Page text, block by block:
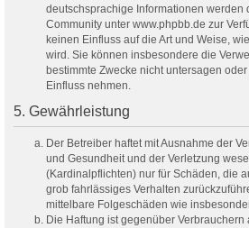
deutschsprachige Informationen werden
Community unter www.phpbb.de zur
keinen Einfluss auf die Art und Weise,
wird. Sie können insbesondere die
bestimmte Zwecke nicht untersagen
Einfluss nehmen.
5. Gewährleistung
Der Betreiber haftet mit Ausnahme der
und Gesundheit und der Verletzung
(Kardinalpflichten) nur für Schäden, die
grob fahrlässiges Verhalten
mittelbare Folgeschäden wie
Die Haftung ist gegenüber